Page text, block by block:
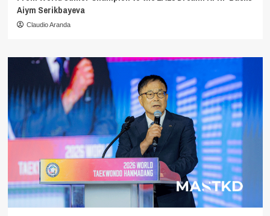
Aiym Serikbayeva
Claudio Aranda